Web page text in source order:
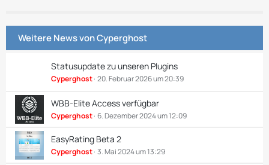
Weitere News vonCyperghost
Statusupdate zu unseren Plugins
Cyperghost 20. Februar 2026 um 20:39
WBB-Elite Access verfügbar
Cyperghost 6. Dezember 2024 um 12:09
EasyRating Beta 2
Cyperghost 3. Mai 2024 um 13:29